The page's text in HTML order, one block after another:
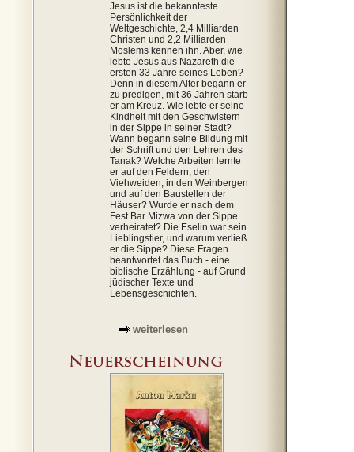
Jesus ist die bekannteste
Persönlichkeit der
Weltgeschichte, 2,4 Milliarden
Christen und 2,2 Milliarden
Moslems kennen ihn. Aber, wie
lebte Jesus aus Nazareth die
ersten 33 Jahre seines Leben?
Denn in diesem Alter begann er
zu predigen, mit 36 Jahren starb
er am Kreuz. Wie lebte er seine
Kindheit mit den Geschwistern
in der Sippe in seiner Stadt?
Wann begann seine Bildung mit
der Schrift und den Lehren des
Tanak? Welche Arbeiten lernte
er auf den Feldern, den
Viehweiden, in den Weinbergen
und auf den Baustellen der
Häuser? Wurde er nach dem
Fest Bar Mizwa von der Sippe
verheiratet? Die Eselin war sein
Lieblingstier, und warum verließ
er die Sippe? Diese Fragen
beantwortet das Buch - eine
biblische Erzählung - auf Grund
jüdischer Texte und
Lebensgeschichten.
weiterlesen